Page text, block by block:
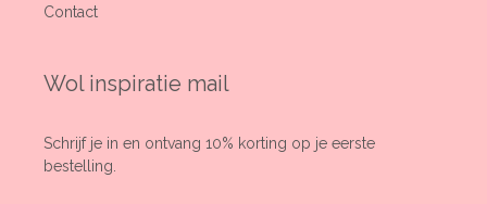
Contact
Wol inspiratie mail
Schrijf je in en ontvang 10% korting op je eerste
bestelling.